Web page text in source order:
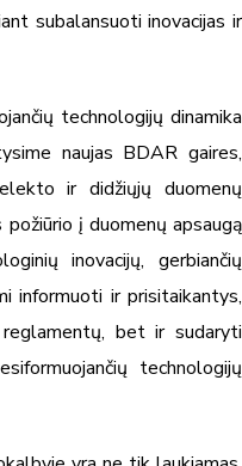
subalansuoti inovacijas ir
technologijų dinamika
naujas BDAR gaires,
ir didžiųjų duomenų
į duomenų apsaugą
inovacijų, gerbiančių
informuoti ir prisitaikantys,
bet ir sudaryti
technologijų